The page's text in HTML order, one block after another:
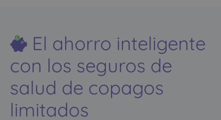
El ahorro inteligente
con los seguros de
salud de copagos
limitados